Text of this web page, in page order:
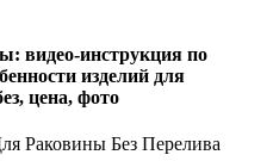
видео-инструкция по
изделий для
цена, фото